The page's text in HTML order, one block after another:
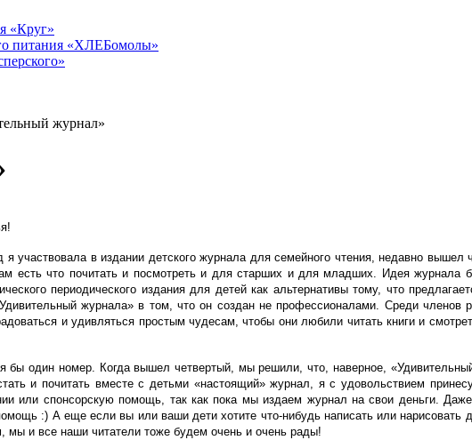
«Круг»
питания «ХЛЕБомолы»
журнал»
я участвовала в издании детского журнала для семейного чтения, недавно
есть что почитать и посмотреть и для старших и для младших. Идея журнала
периодического издания для детей как альтернативы тому, что
журнала» в том, что он создан не профессионалами. Среди членов
и удивляться простым чудесам, чтобы они любили читать книги и
бы один номер. Когда вышел четвертый, мы решили, что, наверное,
и почитать вместе с детьми «настоящий» журнал, я с удовольствием
или спонсорскую помощь, так как пока мы издаем журнал на свои деньги.
:) А еще если вы или ваши дети хотите что-нибудь написать или нарисовать
мы и все наши читатели тоже будем очень и очень рады!